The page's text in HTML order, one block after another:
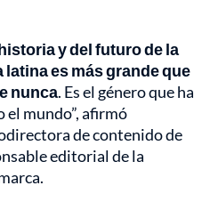
y del futuro de la
es más grande que
nunca. Es el género que ha
el mundo”, afirmó
de contenido de
editorial de la